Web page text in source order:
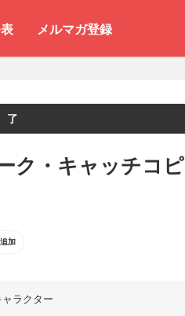
メルマガ登録
了
ク・キャッチコピ
加
ラクター